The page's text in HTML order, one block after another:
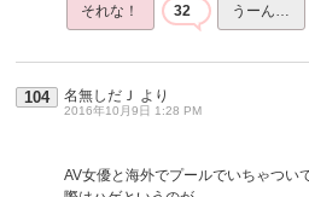
それな！ 32 うーん…
104 名無しだＪ より
2016年10月9日 1:28 PM
AV女優と海外でプールでいちゃつい